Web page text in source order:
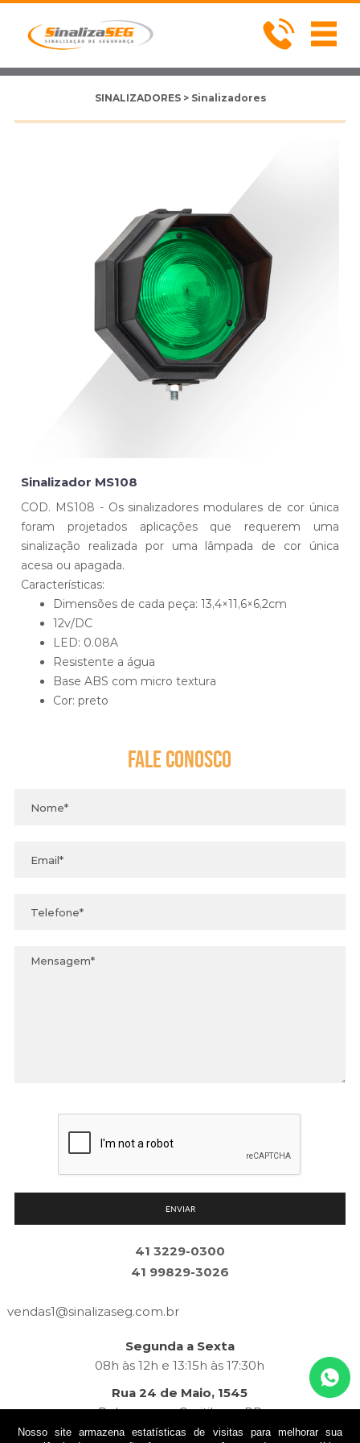
SINALIZADORES > Sinalizadores
Sinalizador MS108
COD. MS108 - Os sinalizadores modulares de cor única
foram projetados aplicações que requerem uma
sinalização realizada por uma lâmpada de cor única
acesa ou apagada.
Características:
Dimensões de cada peça: 13,4×11,6×6,2cm
12v/DC
LED: 0.08A
Resistente a água
Base ABS com micro textura
Cor: preto
FaleConosco
ENVIAR
41 3229-0300
41 99829-3026
vendas1@sinalizaseg.com.br
Segunda a Sexta
08h às 12h e 13:15h às 17:30h
Rua 24 de Maio, 1545
Rebouças — Curitiba — PR
Nosso site armazena estatísticas de visitas para melhorar sua